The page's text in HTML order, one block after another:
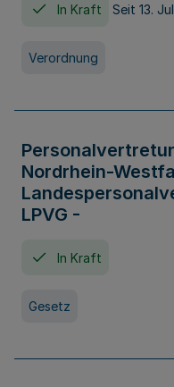
In Kraft Seit 13.
Verordnung
Nordrhein-
LPVG -
In Kraft
Gesetz